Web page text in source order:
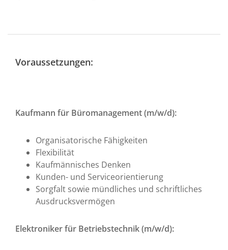
Voraussetzungen:
Kaufmann für Büromanagement (m/w/d):
Organisatorische Fähigkeiten
Flexibilität
Kaufmännisches Denken
Kunden- und Serviceorientierung
Sorgfalt sowie mündliches und schriftliches
Ausdrucksvermögen
Elektroniker für Betriebstechnik (m/w/d):